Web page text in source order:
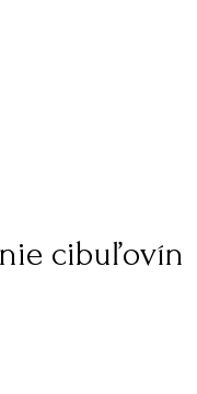
cibuľovín